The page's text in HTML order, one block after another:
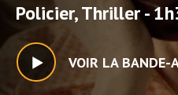
Policier, Thriller -
VOIR LA BANDE-